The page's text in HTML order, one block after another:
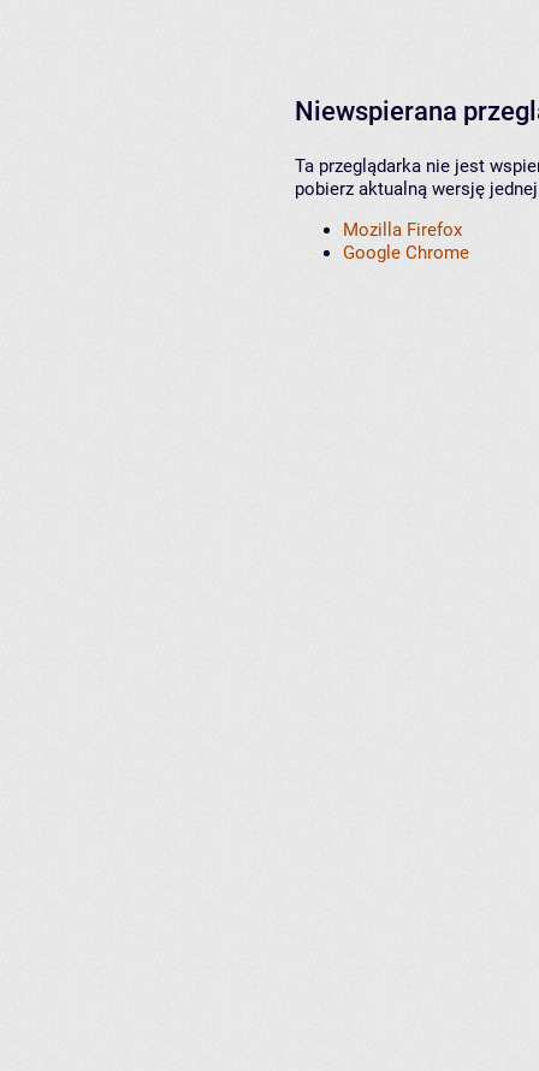
Niewspierana
Ta przeglądarka nie jest
pobierz aktualną wersję
Mozilla Firefox
Google Chrome